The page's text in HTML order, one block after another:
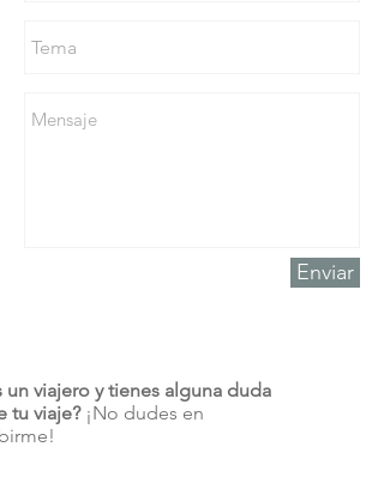
Enviar
un viajero y tienes alguna duda
tu viaje?¡No dudes en